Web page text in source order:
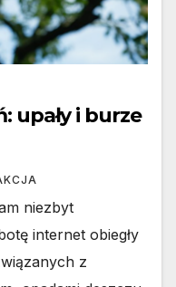
upały i burze
niezbyt
internet obiegły
z